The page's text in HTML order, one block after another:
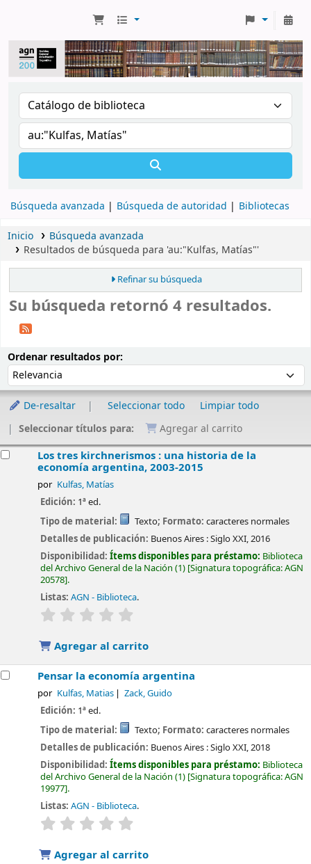
Búsqueda avanzada Búsqueda de autoridad Bibliotecas
Inicio
Búsqueda avanzada
Resultados de búsqueda para 'au:"Kulfas, Matías"'
Refinar su búsqueda
Su búsqueda retornó 4 resultados.
Ordenar resultados por:
De-resaltar Seleccionar todo
Limpiar todo
Seleccionar títulos para:
Agregar al carrito
Los tres kirchnerismos : una historia de la
economía argentina, 2003-2015
por Kulfas, Matías
Edición: 1ª ed.
Tipo de material:
Texto; Formato: caracteres normales
Detalles de publicación: Buenos Aires :Siglo XXI,2016
Disponibilidad:Ítems disponibles para préstamo: Biblioteca
del Archivo General de la Nación (1) Signatura topográfica:AGN
20578 .
Listas: AGN - Biblioteca.
valoración
Agregar al carrito
Pensar la economía argentina
por Kulfas, Matias Zack, Guido
Edición: 1ª ed.
Tipo de material:
Texto; Formato: caracteres normales
Detalles de publicación: Buenos Aires :Siglo XXI,2018
Disponibilidad:Ítems disponibles para préstamo: Biblioteca
del Archivo General de la Nación (1) Signatura topográfica:AGN
19977 .
Listas: AGN - Biblioteca.
valoración
Agregar al carrito